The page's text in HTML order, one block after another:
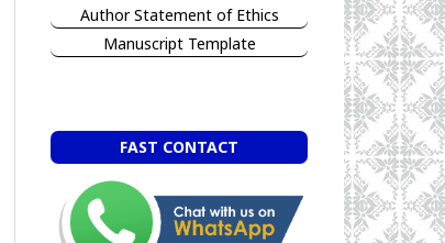
Author Statement of Ethics
Manuscript Template
FAST CONTACT